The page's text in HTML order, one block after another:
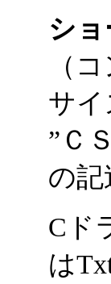
シ
（
サイ
”Ｃ
の記
Cド
は